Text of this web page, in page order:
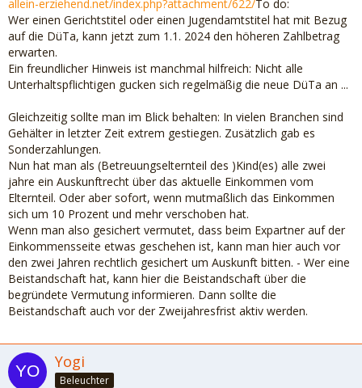
allein-erziehend.net/index.php?attachment/622/To do:
Wer einen Gerichtstitel oder einen Jugendamtstitel hat mit Bezug
auf die DüTa, kann jetzt zum 1.1. 2024 den höheren Zahlbetrag
erwarten.
Ein freundlicher Hinweis ist manchmal hilfreich: Nicht alle
Unterhaltspflichtigen gucken sich regelmäßig die neue DüTa an ...
Gleichzeitig sollte man im Blick behalten: In vielen Branchen sind
Gehälter in letzter Zeit extrem gestiegen. Zusätzlich gab es
Sonderzahlungen.
Nun hat man als (Betreuungselternteil des )Kind(es) alle zwei
jahre ein Auskunftrecht über das aktuelle Einkommen vom
Elternteil. Oder aber sofort, wenn mutmaßlich das Einkommen
sich um 10 Prozent und mehr verschoben hat.
Wenn man also gesichert vermutet, dass beim Expartner auf der
Einkommensseite etwas geschehen ist, kann man hier auch vor
den zwei Jahren rechtlich gesichert um Auskunft bitten. - Wer eine
Beistandschaft hat, kann hier die Beistandschaft über die
begründete Vermutung informieren. Dann sollte die
Beistandschaft auch vor der Zweijahresfrist aktiv werden.
Yogi
Beleuchter